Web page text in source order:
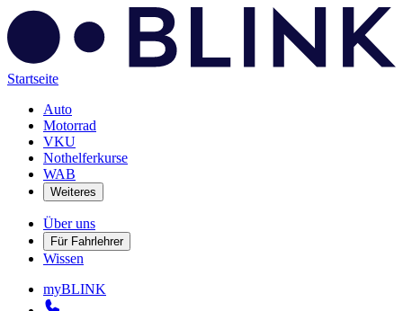
Startseite
Auto
Motorrad
VKU
Nothelferkurse
WAB
Weiteres
Über uns
Für Fahrlehrer
Wissen
myBLINK